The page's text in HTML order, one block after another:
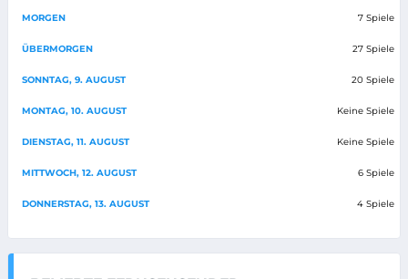
MORGEN 7 Spiele
ÜBERMORGEN 27 Spiele
SONNTAG, 9. AUGUST 20 Spiele
MONTAG, 10. AUGUST Keine Spiele
DIENSTAG, 11. AUGUST Keine Spiele
MITTWOCH, 12. AUGUST 6 Spiele
DONNERSTAG, 13. AUGUST 4 Spiele